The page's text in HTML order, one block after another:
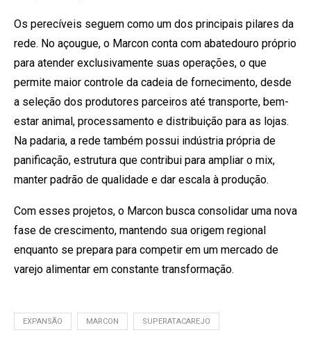
Os perecíveis seguem como um dos principais pilares da
rede. No açougue, o Marcon conta com abatedouro próprio
para atender exclusivamente suas operações, o que
permite maior controle da cadeia de fornecimento, desde
a seleção dos produtores parceiros até transporte, bem-
estar animal, processamento e distribuição para as lojas.
Na padaria, a rede também possui indústria própria de
panificação, estrutura que contribui para ampliar o mix,
manter padrão de qualidade e dar escala à produção.
Com esses projetos, o Marcon busca consolidar uma nova
fase de crescimento, mantendo sua origem regional
enquanto se prepara para competir em um mercado de
varejo alimentar em constante transformação.
EXPANSÃO MARCON SUPERATACAREJO